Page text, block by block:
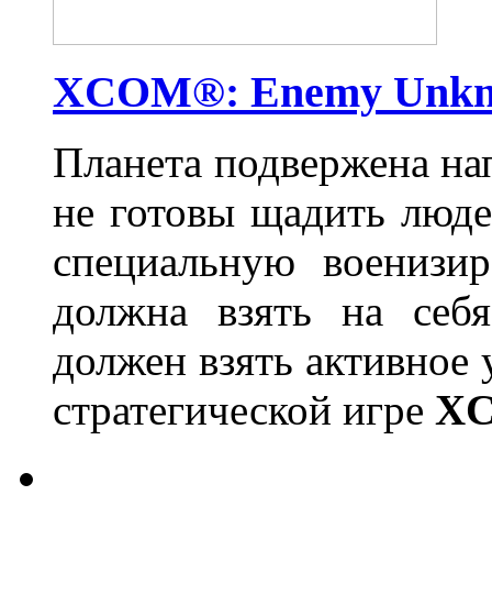
XCOM®: Enemy
Планета подвержена
не готовы щадить
специальную
должна взять на
должен взять
стратегической игре